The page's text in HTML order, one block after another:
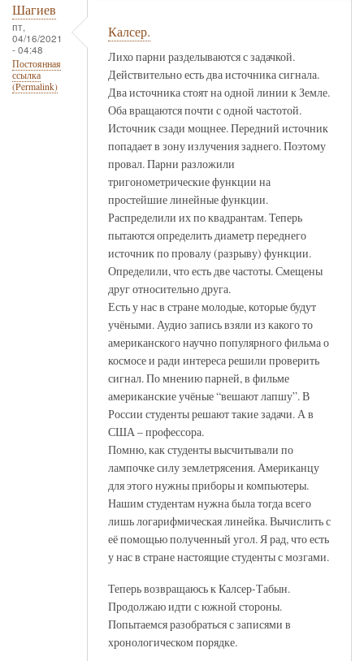
Шагиев
пт,
04/16/2021
- 04:48
Постоянная
ссылка
(Permalink)
Калсер.
Лихо парни разделываются с задачкой.
Действительно есть два источника сигнала.
Два источника стоят на одной линии к Земле.
Оба вращаются почти с одной частотой.
Источник сзади мощнее. Передний источник
попадает в зону излучения заднего. Поэтому
провал. Парни разложили
тригонометрические функции на
простейшие линейные функции.
Распределили их по квадрантам. Теперь
пытаются определить диаметр переднего
источник по провалу (разрыву) функции.
Определили, что есть две частоты. Смещены
друг относительно друга.
Есть у нас в стране молодые, которые будут
учёными. Аудио запись взяли из какого то
американского научно популярного фильма о
космосе и ради интереса решили проверить
сигнал. По мнению парней, в фильме
американские учёные “вешают лапшу”. В
России студенты решают такие задачи. А в
США – профессора.
Помню, как студенты высчитывали по
лампочке силу землетрясения. Американцу
для этого нужны приборы и компьютеры.
Нашим студентам нужна была тогда всего
лишь логарифмическая линейка. Вычислить с
её помощью полученный угол. Я рад, что есть
у нас в стране настоящие студенты с мозгами.
Теперь возвращаюсь к Калсер-Табын.
Продолжаю идти с южной стороны.
Попытаемся разобраться с записями в
хронологическом порядке.